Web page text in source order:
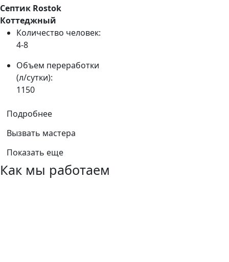
Септик Rostok
Коттеджный
Количество человек:
4-8
Объем переработки
(л/сутки):
1150
Подробнее
Вызвать мастера
Показать еще
Как мы работаем